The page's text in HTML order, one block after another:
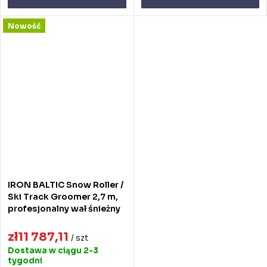
Nowość
IRON BALTIC Snow Roller /
Ski Track Groomer 2,7 m,
profesjonalny wał śnieżny
zł11 787,11 / szt
Dostawa w ciągu 2-3
tygodni